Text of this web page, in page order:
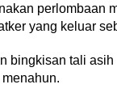
perlombaan
yang keluar
bingkisan tali